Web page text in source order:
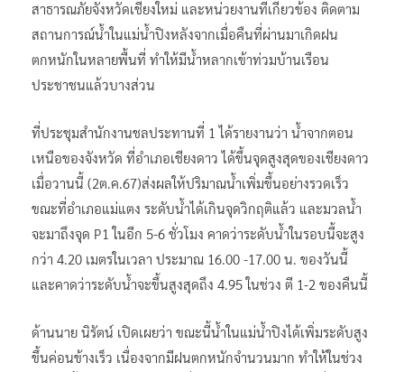
สาธารณภัยจังหวัดเชียงใหม่ และหน่วยงานที่เกี่ยวข้อง ติดตาม
สถานการณ์น้ำในแม่น้ำปิงหลังจากเมื่อคืนที่ผ่านมาเกิดฝน
ตกหนักในหลายพื้นที่ ทำให้มีน้ำหลากเข้าท่วมบ้านเรือน
ประชาชนแล้วบางส่วน
ที่ประชุมสำนักงานชลประทานที่ 1 ได้รายงานว่า น้ำจากตอน
เหนือของจังหวัด ที่อำเภอเชียงดาว ได้ขึ้นจุดสูงสุดของเชียงดาว
เมื่อวานนี้ (2ต.ค.67)ส่งผลให้ปริมาณน้ำเพิ่มขึ้นอย่างรวดเร็ว
ขณะที่อำเภอแม่แตง ระดับน้ำได้เกินจุดวิกฤติแล้ว และมวลน้ำ
จะมาถึงจุด P1 ในอีก 5-6 ชั่วโมง คาดว่าระดับน้ำในรอบนี้จะสูง
กว่า 4.20 เมตรในเวลา ประมาณ 16.00 -17.00 น. ของวันนี้
และคาดว่าระดับน้ำจะขึ้นสูงสุดถึง 4.95 ในช่วง ตี 1-2 ของคืนนี้
ด้านนาย นิรัตน์ เปิดเผยว่า ขณะนี้น้ำในแม่น้ำปิงได้เพิ่มระดับสูง
ขึ้นค่อนข้างเร็ว เนื่องจากมีฝนตกหนักจำนวนมาก ทำให้ในช่วง